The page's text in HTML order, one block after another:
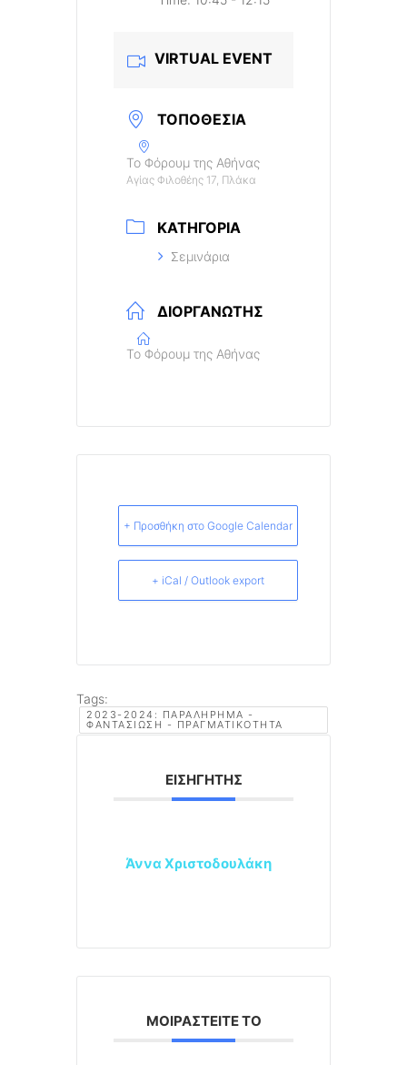
VIRTUAL EVENT
ΤΟΠΟΘΕΣΊΑ
Το Φόρουμ της Αθήνας
Αγίας Φιλοθέης 17, Πλάκα
ΚΑΤΗΓΟΡΊΑ
Σεμινάρια
ΔΙΟΡΓΑΝΩΤΉΣ
Το Φόρουμ της Αθήνας
+ Προσθήκη στο Google Calendar
+ iCal / Outlook export
Tags:
2023-2024: ΠΑΡΑΛΉΡΗΜΑ -
ΦΑΝΤΑΣΊΩΣΗ - ΠΡΑΓΜΑΤΙΚΌΤΗΤΑ
ΕΙΣΗΓΗΤΉΣ
Άννα Χριστοδουλάκη
ΜΟΙΡΑΣΤΕΊΤΕ ΤΟ